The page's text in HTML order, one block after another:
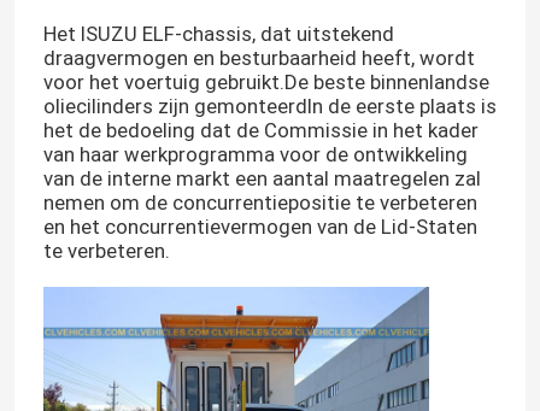
Huis
Producten
Video's
Het ISUZU ELF-chassis, dat uitstekend
draagvermogen en besturbaarheid heeft, wordt
voor het voertuig gebruikt.De beste binnenlandse
oliecilinders zijn gemonteerdIn de eerste plaats is
het de bedoeling dat de Commissie in het kader
van haar werkprogramma voor de ontwikkeling
van de interne markt een aantal maatregelen zal
nemen om de concurrentiepositie te verbeteren
en het concurrentievermogen van de Lid-Staten
te verbeteren.